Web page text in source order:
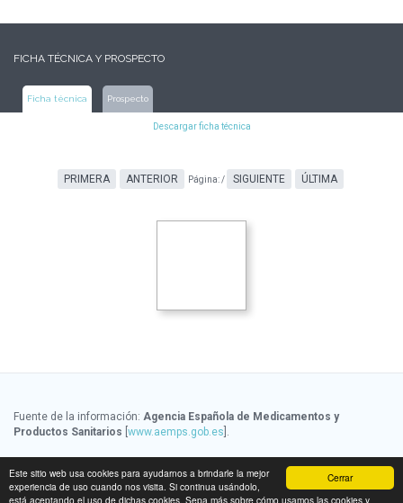
Cerrar
Este sitio web usa cookies para ayudarnos a brindarle la mejor
experiencia de uso cuando nos visita. Si continua usándolo,
está aceptando el uso de dichas cookies. Sepa más sobre cómo usamos las cookies y
FICHA TÉCNICA Y PROSPECTO
Ficha técnica Prospecto
Descargar ficha técnica
PRIMERA ANTERIOR Página:/ SIGUIENTE ÚLTIMA
Fuente de la información: Agencia Española de Medicamentos y
Productos Sanitarios www.aemps.gob.es ].
Ministerio de Sanidad, Servicios
Sociales e Igualdad[ www.msssi.gob.es]